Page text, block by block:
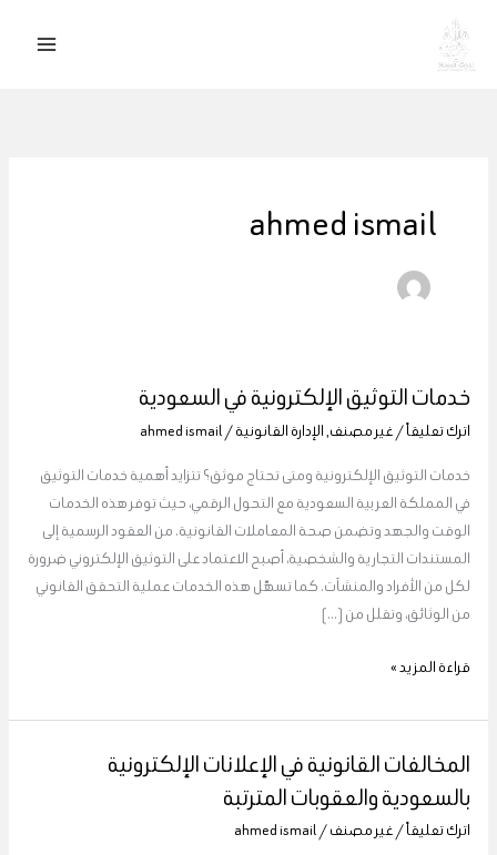
المحتوى
ahmed ismail
خدمات التوثيق الإلكترونية في السعودية
اترك تعليقاً/ غير مصنف,الإدارة القانونية/
ahmed ismail
خدمات التوثيق الإلكترونية ومتى تحتاج موثق؟ تتزايد أهمية خدمات التوثيق
في المملكة العربية السعودية مع التحول الرقمي، حيث توفر هذه الخدمات
الوقت والجهد وتضمن صحة المعاملات القانونية. من العقود الرسمية إلى
المستندات التجارية والشخصية، أصبح الاعتماد على التوثيق الإلكتروني ضرورة
لكل من الأفراد والمنشآت. كما تسهّل هذه الخدمات عملية التحقق القانوني
من الوثائق، وتقلل من […]
خدمات
التوثيق
في
السعودية
قراءة المزيد »
المخالفات القانونية في الإعلانات الإلكترونية
بالسعودية والعقوبات المترتبة
اترك تعليقاً/ غير مصنف/
ahmed ismail
المخالفات
القانونية
في
الإعلانات